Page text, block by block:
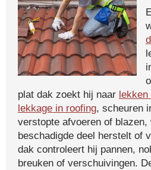
plat dak zoekt hij naar lekken
lekkage in roofing, scheuren
verstopte afvoeren of blazen,
beschadigde deel herstelt of
dak controleert hij pannen,
breuken of verschuivingen.